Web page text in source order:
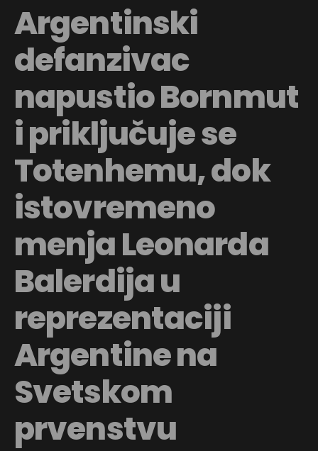
Argentinski
defanzivac
napustio Bornmut
i priključuje se
Totenhemu, dok
istovremeno
menja Leonarda
Balerdija u
reprezentaciji
Argentine na
Svetskom
prvenstvu